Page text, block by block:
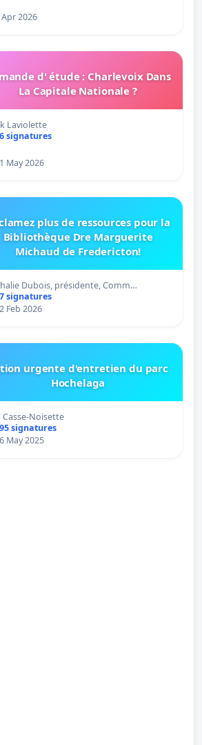
2026
d' étude : Charlevoix Dans
La Capitale Nationale ?
Laviolette
signatures
May 2026
plus de ressources pour la
Bibliothèque Dre Marguerite
Michaud de Fredericton!
Dubois, présidente, Comm…
signatures
Feb 2026
urgente d'entretien du parc
Hochelaga
Casse-Noisette
signatures
May 2025